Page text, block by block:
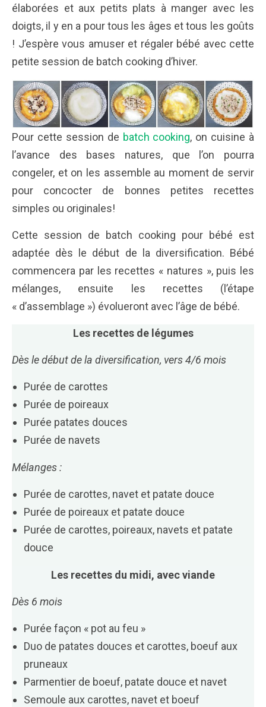
élaborées et aux petits plats à manger avec les
doigts, il y en a pour tous les âges et tous les goûts
! J’espère vous amuser et régaler bébé avec cette
petite session de batch cooking d’hiver.
Pour cette session de batch cooking, on cuisine à
l’avance des bases natures, que l’on pourra
congeler, et on les assemble au moment de servir
pour concocter de bonnes petites recettes
simples ou originales!
Cette session de batch cooking pour bébé est
adaptée dès le début de la diversification. Bébé
commencera par les recettes « natures », puis les
mélanges, ensuite les recettes (l’étape
« d’assemblage ») évolueront avec l’âge de bébé.
Les recettes de légumes
Dès le début de la diversification, vers 4/6 mois
Purée de carottes
Purée de poireaux
Purée patates douces
Purée de navets
Mélanges :
Purée de carottes, navet et patate douce
Purée de poireaux et patate douce
Purée de carottes, poireaux, navets et patate
douce
Les recettes du midi, avec viande
Dès 6 mois
Purée façon « pot au feu »
Duo de patates douces et carottes, boeuf aux
pruneaux
Parmentier de boeuf, patate douce et navet
Semoule aux carottes, navet et boeuf